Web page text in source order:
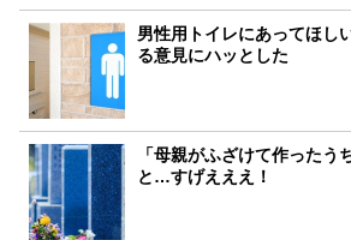
男性用トイレにあってほし
る意見にハッとした
「母親がふざけて作ったう
と…すげえええ！